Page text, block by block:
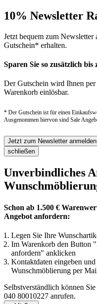
10% Newsletter
Jetzt bequem zum
Gutschein* erhalten.
Sparen Sie so zusätzlich bis
Der Gutschein wird Ihnen
Warenkorb einlösbar.
* Der Gutschein ist für einen
Ausgenommen hiervon sind Sale
Jetzt zum Newsletter anmelden
schließen
Unverbindliches
Schon ab 1.500 €
Angebot anfordern:
Legen Sie Ihre
Im Warenkorb den Button
anfordern" anklicken
Kontaktdaten eingeben
Wunschmöblierung per
Selbstverständlich können
040 80010227 anrufen.